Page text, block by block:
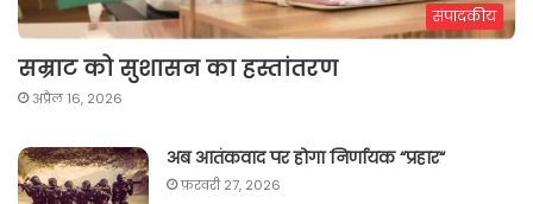
संपादकीय
सम्राट को सुशासन का हस्तांतरण
अप्रैल 16, 2026
अब आतंकवाद पर होगा निर्णायक “प्रहार“
फ़रवरी 27, 2026